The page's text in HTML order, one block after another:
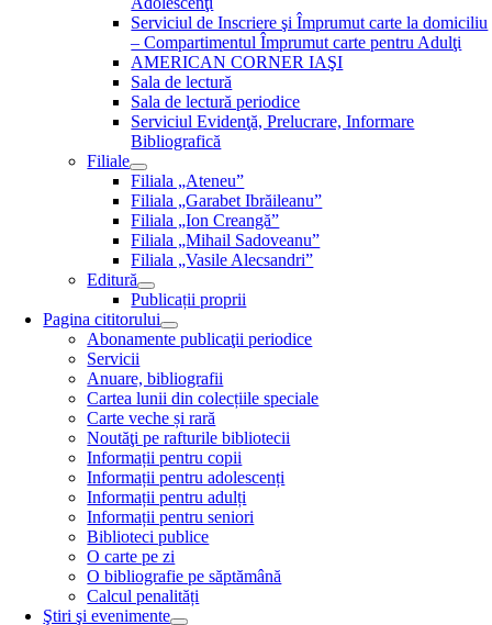
Serviciul de Inscriere şi Împrumut carte la domiciliu
– Compartimentul Împrumut carte pentru Adulţi
AMERICAN CORNER IAŞI
Sala de lectură
Sala de lectură periodice
Serviciul Evidenţă, Prelucrare, Informare
Bibliografică
Filiale
Filiala „Ateneu”
Filiala „Garabet Ibrăileanu”
Filiala „Ion Creangă”
Filiala „Mihail Sadoveanu”
Filiala „Vasile Alecsandri”
Editură
Publicații proprii
Pagina cititorului
Abonamente publicaţii periodice
Servicii
Anuare, bibliografii
Cartea lunii din colecțiile speciale
Carte veche și rară
Noutăţi pe rafturile bibliotecii
Informații pentru copii
Informații pentru adolescenți
Informații pentru adulți
Informații pentru seniori
Biblioteci publice
O carte pe zi
O bibliografie pe săptămână
Calcul penalități
Ştiri şi evenimente